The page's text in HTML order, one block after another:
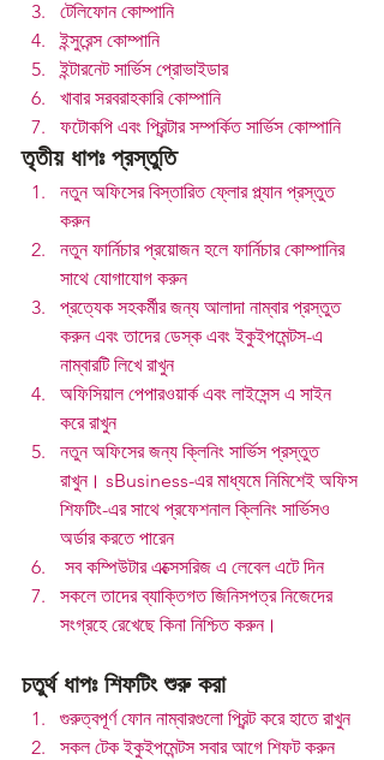
টেলিফোন কোম্পানি
ইন্সুরেন্স কোম্পানি
ইন্টারনেট সার্ভিস প্রোভাইডার
খাবার সরবরাহকারি কোম্পানি
ফটোকপি এবং প্রিন্টার সম্পর্কিত সার্ভিস কোম্পানি
তৃতীয় ধাপঃ প্রস্তুতি
নতুন অফিসের বিস্তারিত ফ্লোর প্ল্যান প্রস্তুত
করুন
নতুন ফার্নিচার প্রয়োজন হলে ফার্নিচার কোম্পানির
সাথে যোগাযোগ করুন
প্রত্যেক সহকর্মীর জন্য আলাদা নাম্বার প্রস্তুত
করুন এবং তাদের ডেস্ক এবং ইকুইপমেন্টস-এ
নাম্বারটি লিখে রাখুন
অফিসিয়াল পেপারওয়ার্ক এবং লাইসেন্স এ সাইন
করে রাখুন
নতুন অফিসের জন্য ক্লিনিং সার্ভিস প্রস্তুত
রাখুন। sBusiness-এর মাধ্যমে নিমিশেই অফিস
শিফটিং-এর সাথে প্রফেশনাল ক্লিনিং সার্ভিসও
অর্ডার করতে পারেন
সব কম্পিউটার এক্সেসরিজ এ লেবেল এটে দিন
সকলে তাদের ব্যাক্তিগত জিনিসপত্র নিজেদের
সংগ্রহে রেখেছে কিনা নিশ্চিত করুন।
চতুর্থ ধাপঃ শিফটিং শুরু করা
গুরুত্বপূর্ণ ফোন নাম্বারগুলো প্রিন্ট করে হাতে রাখুন
সকল টেক ইকুইপমেন্টস সবার আগে শিফট করুন